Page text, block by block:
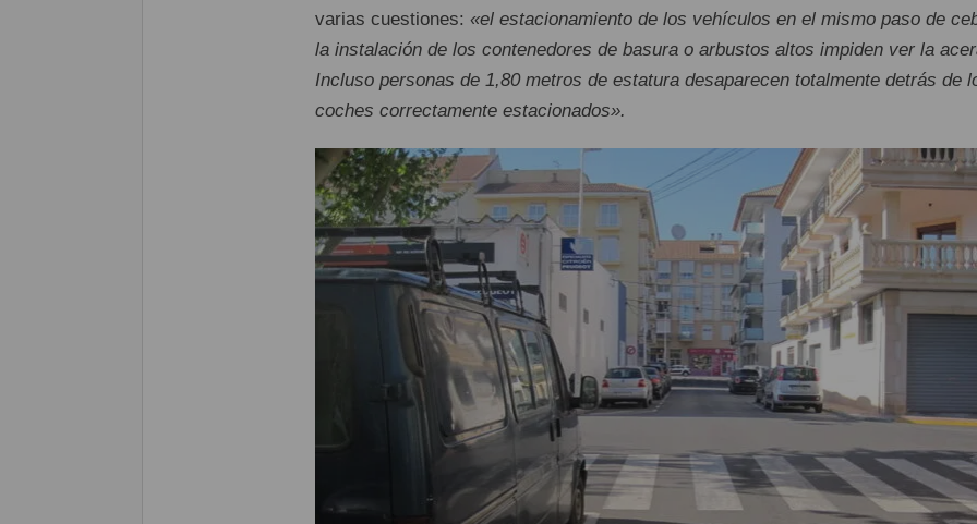
varias cuestiones: «el estacionamiento de los vehículos en el mismo paso de
la instalación de los contenedores de basura o arbustos altos impiden ver la
Incluso personas de 1,80 metros de estatura desaparecen totalmente detrás de
coches correctamente estacionados».